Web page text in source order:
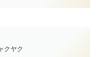
歩道・倒木・トイレ設備・
クヤク